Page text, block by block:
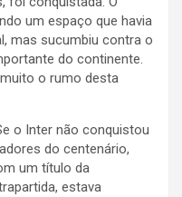
um espaço que havia
mas sucumbiu contra o
do continente.
o rumo desta
o Inter não conquistou
do centenário,
um título da
estava